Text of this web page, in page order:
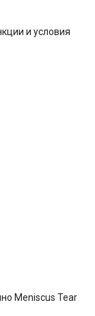
и условия
Meniscus Tear